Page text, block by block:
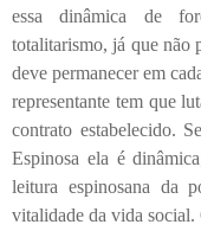
essa dinâmica de
totalitarismo, já que não
deve permanecer em
representante tem que
contrato estabelecido.
Espinosa ela é
leitura espinosana da
vitalidade da vida social.